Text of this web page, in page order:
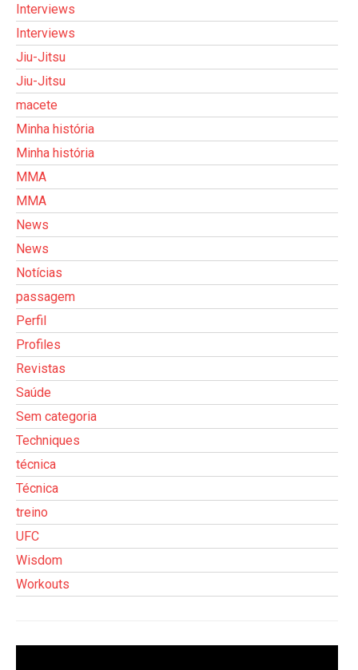
Interviews
Interviews
Jiu-Jitsu
Jiu-Jitsu
macete
Minha história
Minha história
MMA
MMA
News
News
Notícias
passagem
Perfil
Profiles
Revistas
Saúde
Sem categoria
Techniques
técnica
Técnica
treino
UFC
Wisdom
Workouts